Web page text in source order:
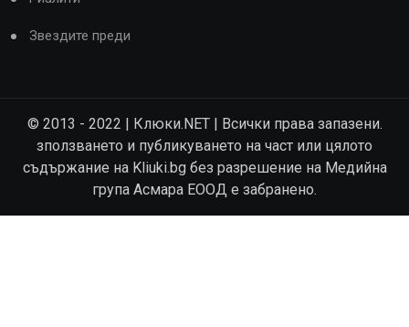
Звездите преди
© 2013 - 2022 | Клюки.NET | Всички права запазени.
зползването и публикуването на част или цялото
съдържание на Kliuki.bg без разрешение на Медийна
група Асмара ЕООД е забранено.